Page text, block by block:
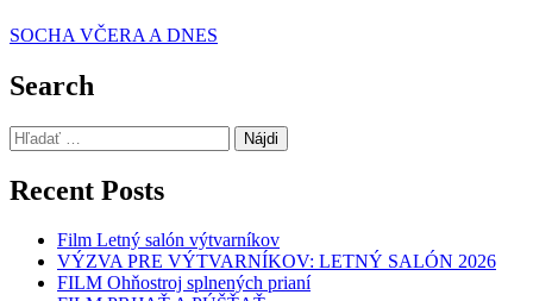
Navigácia
v
článku
SOCHA VČERA A DNES
Search
Hľadať:
Recent Posts
Film Letný salón výtvarníkov
VÝZVA PRE VÝTVARNÍKOV: LETNÝ SALÓN 2026
FILM Ohňostroj splnených prianí